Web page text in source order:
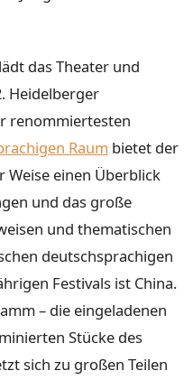
das Theater und
Heidelberger
renommiertesten
Raum bietet der
einen Überblick
und das große
und thematischen
deutschsprachigen
Festivals ist China.
– die eingeladenen
Stücke des
sich zu großen Teilen